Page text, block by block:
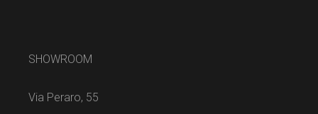
SHOWROOM
Via Peraro, 55